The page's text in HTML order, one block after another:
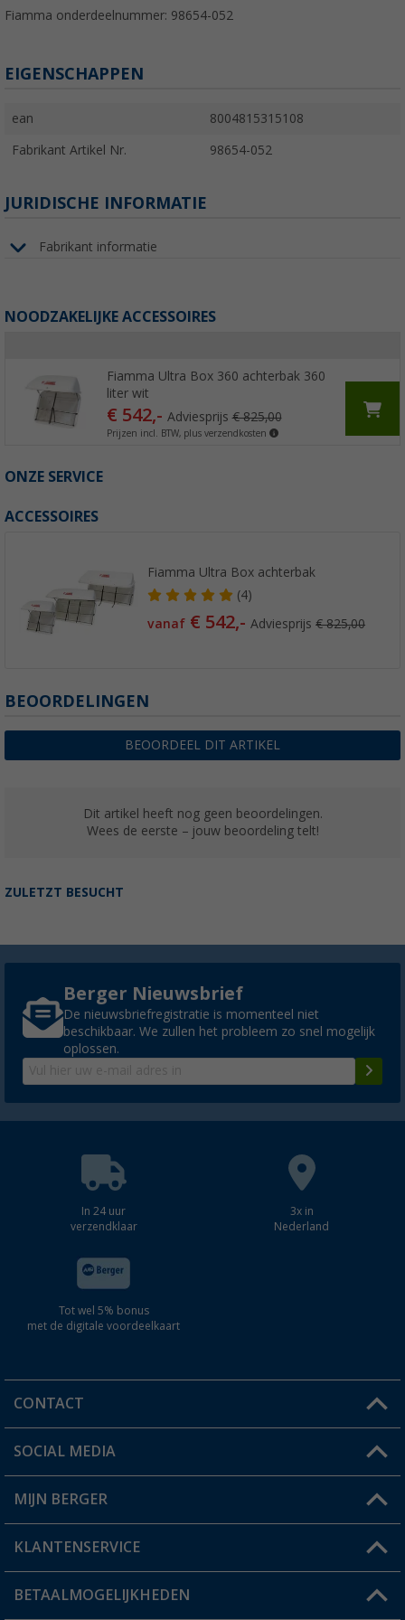
Fiamma onderdeelnummer: 98654-052
EIGENSCHAPPEN
ean 8004815315108
Fabrikant Artikel Nr. 98654-052
JURIDISCHE INFORMATIE
Fabrikant informatie
NOODZAKELIJKE ACCESSOIRES
Fiamma Ultra Box 360 achterbak 360
liter wit
€ 542,- Adviesprijs€ 825,00
Prijzen incl. BTW, plus verzendkosten
ONZE SERVICE
ACCESSOIRES
Fiamma Ultra Box achterbak
(4)
vanaf € 542,-Adviesprijs€ 825,00
BEOORDELINGEN
BEOORDEEL DIT ARTIKEL
Dit artikel heeft nog geen beoordelingen.
Wees de eerste – jouw beoordeling telt!
ZULETZT BESUCHT
Berger Nieuwsbrief
De nieuwsbriefregistratie is momenteel niet
beschikbaar. We zullen het probleem zo snel mogelijk
oplossen.
In 24 uur
verzendklaar
3x in
Nederland
Tot wel 5% bonus
met de digitale voordeelkaart
CONTACT
Een vraag?
Winkel vinden
SOCIAL MEDIA
MIJN BERGER
Mijn account
Status bestelling
KLANTENSERVICE
FAQ & Contact
BETAALMOGELIJKHEDEN